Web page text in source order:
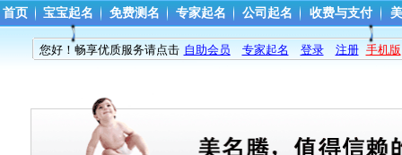
首页 宝宝起名 免费测名 专家起名 公司起名 收费与支付
您好！畅享优质服务请点击 自助会员 专家起名 登录 注册 手机版